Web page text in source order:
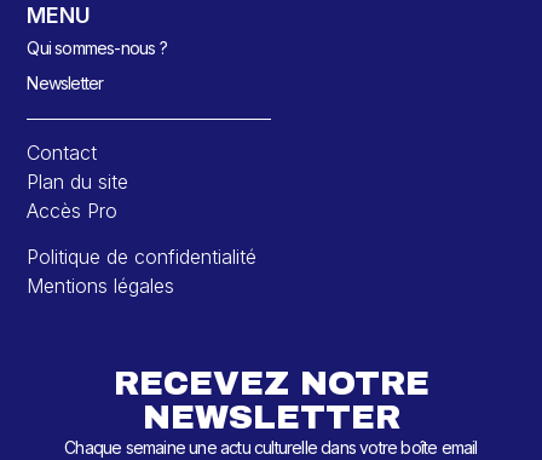
MENU
Qui sommes-nous ?
Newsletter
Contact
Plan du site
Accès Pro
Politique de confidentialité
Mentions légales
RECEVEZ NOTRE
NEWSLETTER
Chaque semaine une actu culturelle dans votre boîte email